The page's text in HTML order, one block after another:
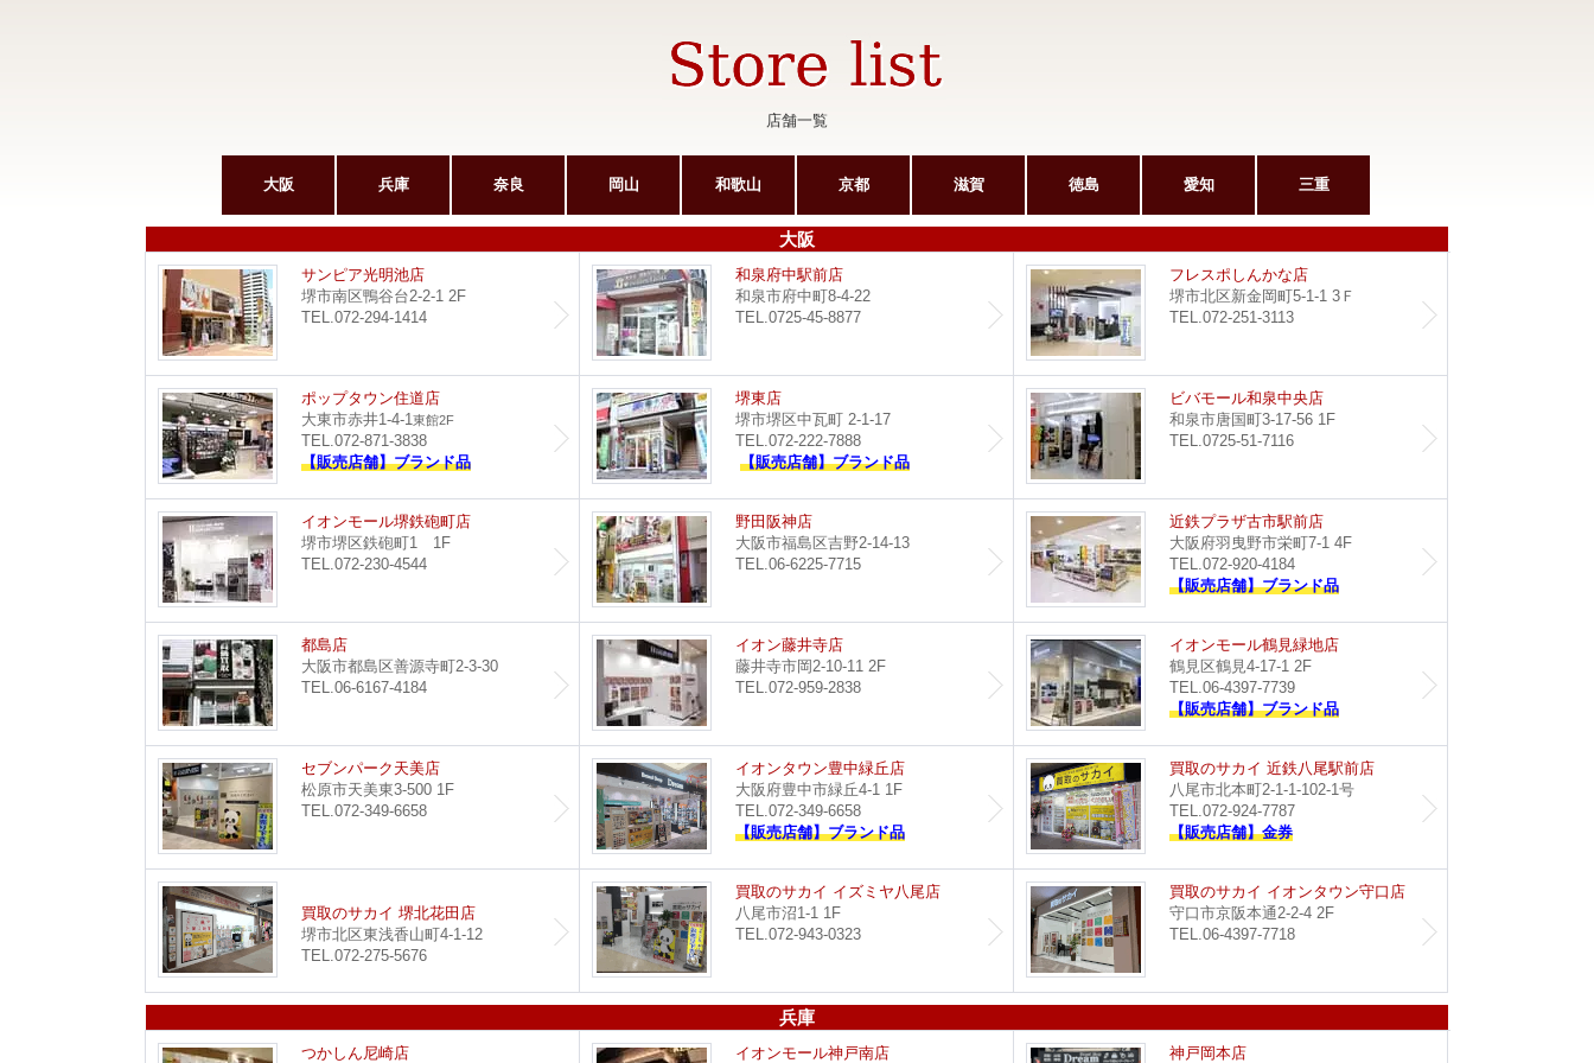
店舗一覧
大阪 兵庫 奈良 岡山 和歌山 京都 滋賀 徳島 愛知 三重
大阪
サンピア光明池店
堺市南区鴨谷台2-2-1 2F
TEL.072-294-1414
サンピア光明池店
和泉府中駅前店
和泉市府中町8-4-22
TEL.0725-45-8877
和泉府中駅前店
フレスポしんかな店
堺市北区新金岡町5-1-1 3Ｆ
TEL.072-251-3113
ポップタウン住道店
大東市赤井1-4-1東館2F
TEL.072-871-3838
【販売店舗】ブランド品
ポップタウン住道店
堺東店
堺市堺区中瓦町 2-1-17
TEL.072-222-7888
【販売店舗】ブランド品
堺東店
ビバモール和泉中央店
和泉市唐国町3-17-56 1F
TEL.0725-51-7116
イオンモール堺鉄砲町店
堺市堺区鉄砲町1 1F
TEL.072-230-4544
イオンモール堺鉄砲町店
野田阪神店
大阪市福島区吉野2-14-13
TEL.06-6225-7715
野田阪神店
近鉄プラザ古市駅前店
大阪府羽曳野市栄町7-1 4F
TEL.072-920-4184
【販売店舗】ブランド品
都島店
大阪市都島区善源寺町2-3-30
TEL.06-6167-4184
都島店
イオン藤井寺店
藤井寺市岡2-10-11 2F
TEL.072-959-2838
イオン藤井寺店
イオンモール鶴見緑地店
鶴見区鶴見4-17-1 2F
TEL.06-4397-7739
【販売店舗】ブランド品
セブンパーク天美店
松原市天美東3-500 1F
TEL.072-349-6658
セブンパーク天美店
イオンタウン豊中緑丘店
大阪府豊中市緑丘4-1 1F
TEL.072-349-6658
【販売店舗】ブランド品
Dream イオンタウン豊中緑丘店
買取のサカイ 近鉄八尾駅前店
八尾市北本町2-1-1-102-1号
TEL.072-924-7787
【販売店舗】金券
買取のサカイ 堺北花田店
堺市北区東浅香山町4-1-12
TEL.072-275-5676
買取のサカイ 堺北花田店
買取のサカイ イズミヤ八尾店
八尾市沼1-1 1F
TEL.072-943-0323
買取のサカイ イズミヤ八尾店
買取のサカイ イオンタウン守口店
守口市京阪本通2-2-4 2F
TEL.06-4397-7718
兵庫
つかしん尼崎店
つかしん尼崎店
イオンモール神戸南店
イオンモール神戸南店
神戸岡本店